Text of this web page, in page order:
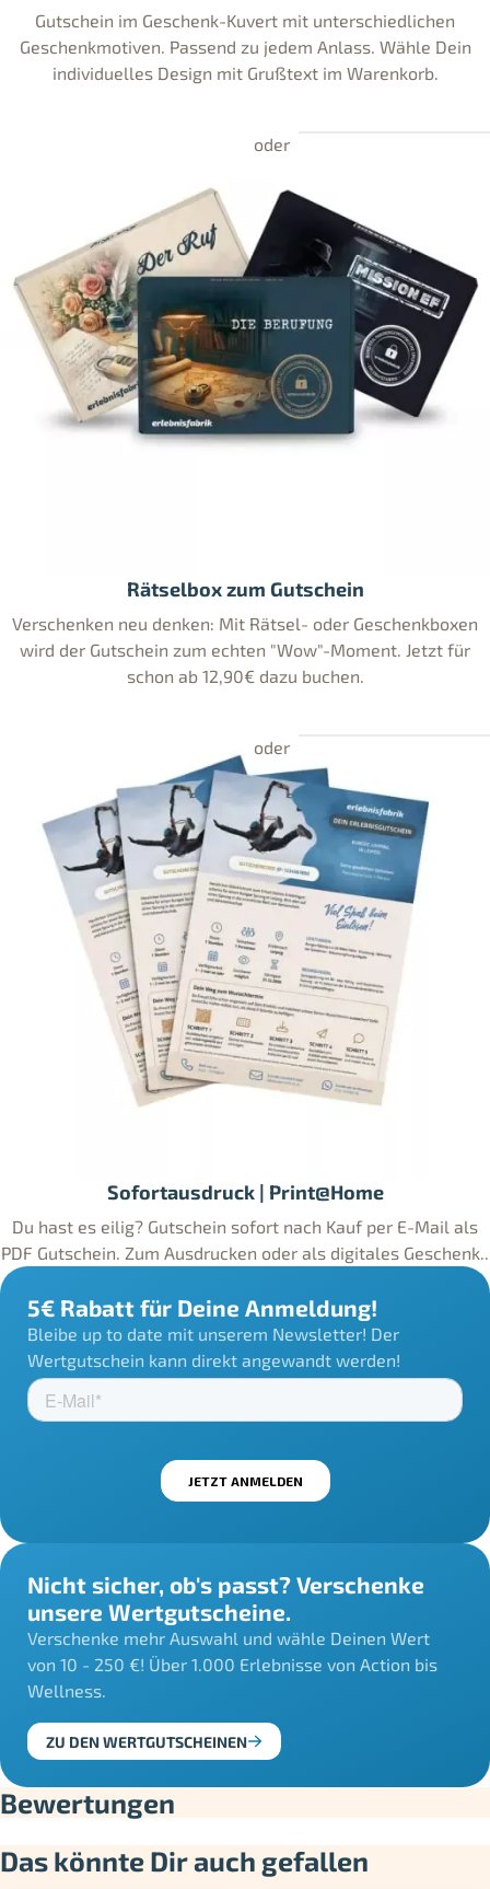
Gutschein im Geschenk-Kuvert mit unterschiedlichen
Geschenkmotiven. Passend zu jedem Anlass. Wähle Dein
individuelles Design mit Grußtext im Warenkorb.
Rätselbox zum Gutschein
Verschenken neu denken: Mit Rätsel- oder Geschenkboxen
wird der Gutschein zum echten "Wow"-Moment. Jetzt für
schon ab 12,90€ dazu buchen.
Sofortausdruck | Print@Home
Du hast es eilig? Gutschein sofort nach Kauf per E-Mail als
PDF Gutschein. Zum Ausdrucken oder als digitales Geschenk..
5€ Rabatt für Deine Anmeldung!
Bleibe up to date mit unserem Newsletter! Der
Wertgutschein kann direkt angewandt werden!
Nicht sicher, ob's passt? Verschenke
unsere Wertgutscheine.
Verschenke mehr Auswahl und wähle Deinen Wert
von 10 - 250 €! Über 1.000 Erlebnisse von Action bis
Wellness.
ZU DEN WERTGUTSCHEINEN
Bewertungen
Das könnte Dir auch gefallen